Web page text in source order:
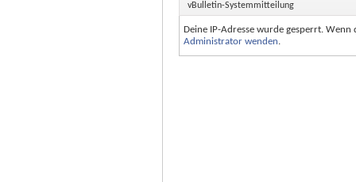
vBulletin-Systemmitteilung
Deine IP-Adresse wurde gesperrt.
Administrator wenden.